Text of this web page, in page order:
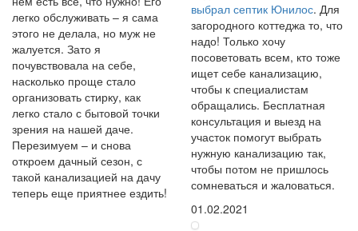
легко обслуживать – я сама
этого не делала, но муж не
жалуется. Зато я
почувствовала на себе,
насколько проще стало
организовать стирку, как
легко стало с бытовой точки
зрения на нашей даче.
Перезимуем – и снова
откроем дачный сезон, с
такой канализацией на дачу
теперь еще приятнее ездить!
выбрал септик Юнилос. Для
загородного коттеджа то, что
надо! Только хочу
посоветовать всем, кто тоже
ищет себе канализацию,
чтобы к специалистам
обращались. Бесплатная
консультация и выезд на
участок помогут выбрать
нужную канализацию так,
чтобы потом не пришлось
сомневаться и жаловаться.
01.02.2021